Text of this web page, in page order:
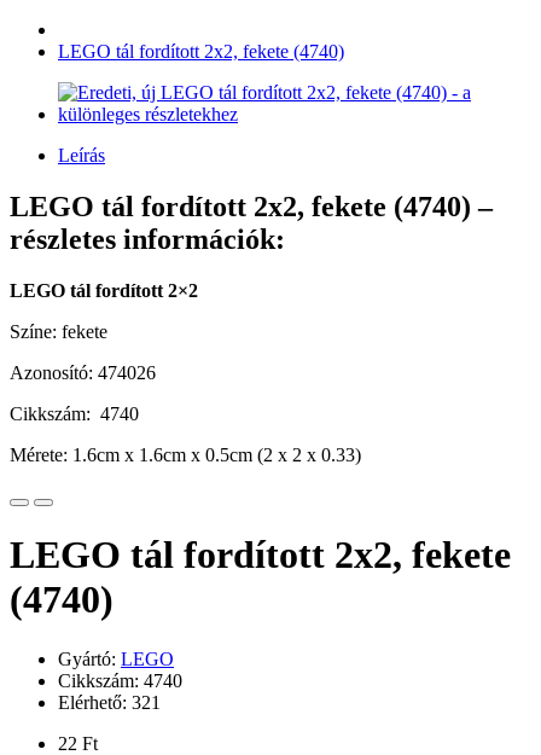
LEGO tál fordított 2x2, fekete (4740)
Leírás
LEGO tál fordított 2x2, fekete (4740) –
részletes információk:
LEGO tál fordított 2×2
Színe: fekete
Azonosító: 474026
Cikkszám: 4740
Mérete: 1.6cm x 1.6cm x 0.5cm (2 x 2 x 0.33)
LEGO tál fordított 2x2, fekete
(4740)
Gyártó: LEGO
Cikkszám: 4740
Elérhető: 321
22 Ft